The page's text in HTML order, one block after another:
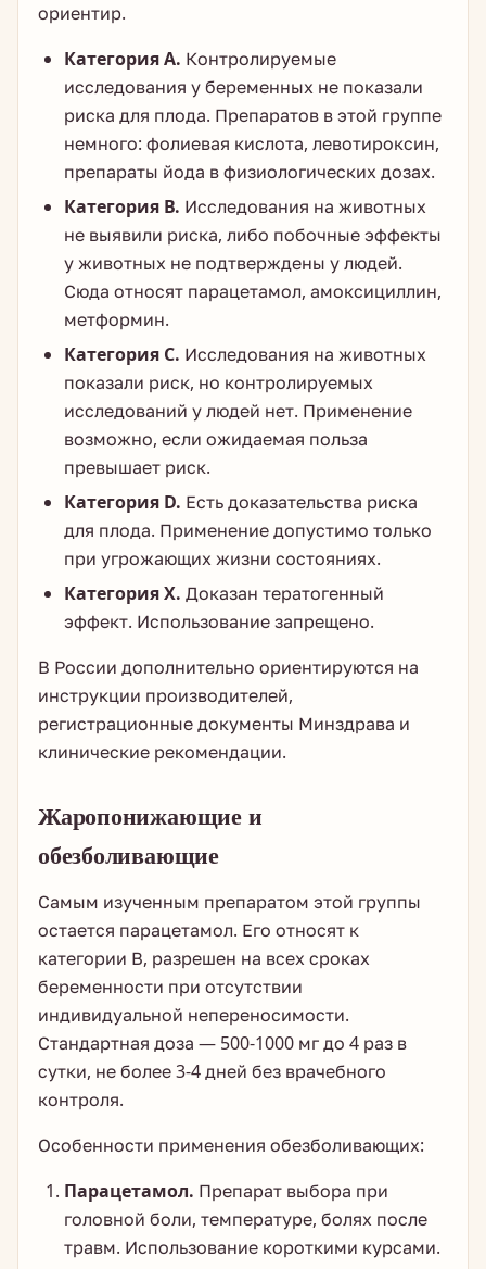
ориентир.
Категория А. Контролируемые
исследования у беременных не показали
риска для плода. Препаратов в этой группе
немного: фолиевая кислота, левотироксин,
препараты йода в физиологических дозах.
Категория В. Исследования на животных
не выявили риска, либо побочные эффекты
у животных не подтверждены у людей.
Сюда относят парацетамол, амоксициллин,
метформин.
Категория С. Исследования на животных
показали риск, но контролируемых
исследований у людей нет. Применение
возможно, если ожидаемая польза
превышает риск.
Категория D. Есть доказательства риска
для плода. Применение допустимо только
при угрожающих жизни состояниях.
Категория X. Доказан тератогенный
эффект. Использование запрещено.
В России дополнительно ориентируются на
инструкции производителей,
регистрационные документы Минздрава и
клинические рекомендации.
Жаропонижающие и
обезболивающие
Самым изученным препаратом этой группы
остается парацетамол. Его относят к
категории В, разрешен на всех сроках
беременности при отсутствии
индивидуальной непереносимости.
Стандартная доза — 500-1000 мг до 4 раз в
сутки, не более 3-4 дней без врачебного
контроля.
Особенности применения обезболивающих:
Парацетамол. Препарат выбора при
головной боли, температуре, болях после
травм. Использование короткими курсами.